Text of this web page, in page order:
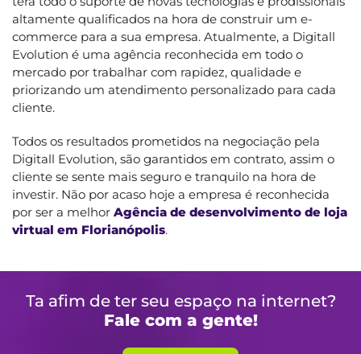
altamente qualificados na hora de construir um e-
commerce para a sua empresa. Atualmente, a Digitall
Evolution é uma agência reconhecida em todo o
mercado por trabalhar com rapidez, qualidade e
priorizando um atendimento personalizado para cada
cliente.
Todos os resultados prometidos na negociação pela
Digitall Evolution, são garantidos em contrato, assim o
cliente se sente mais seguro e tranquilo na hora de
investir. Não por acaso hoje a empresa é reconhecida
por ser a melhor Agência de desenvolvimento de loja
virtual em Florianópolis.
Ta afim de ter seu espaço na internet?
Fale com a gente!